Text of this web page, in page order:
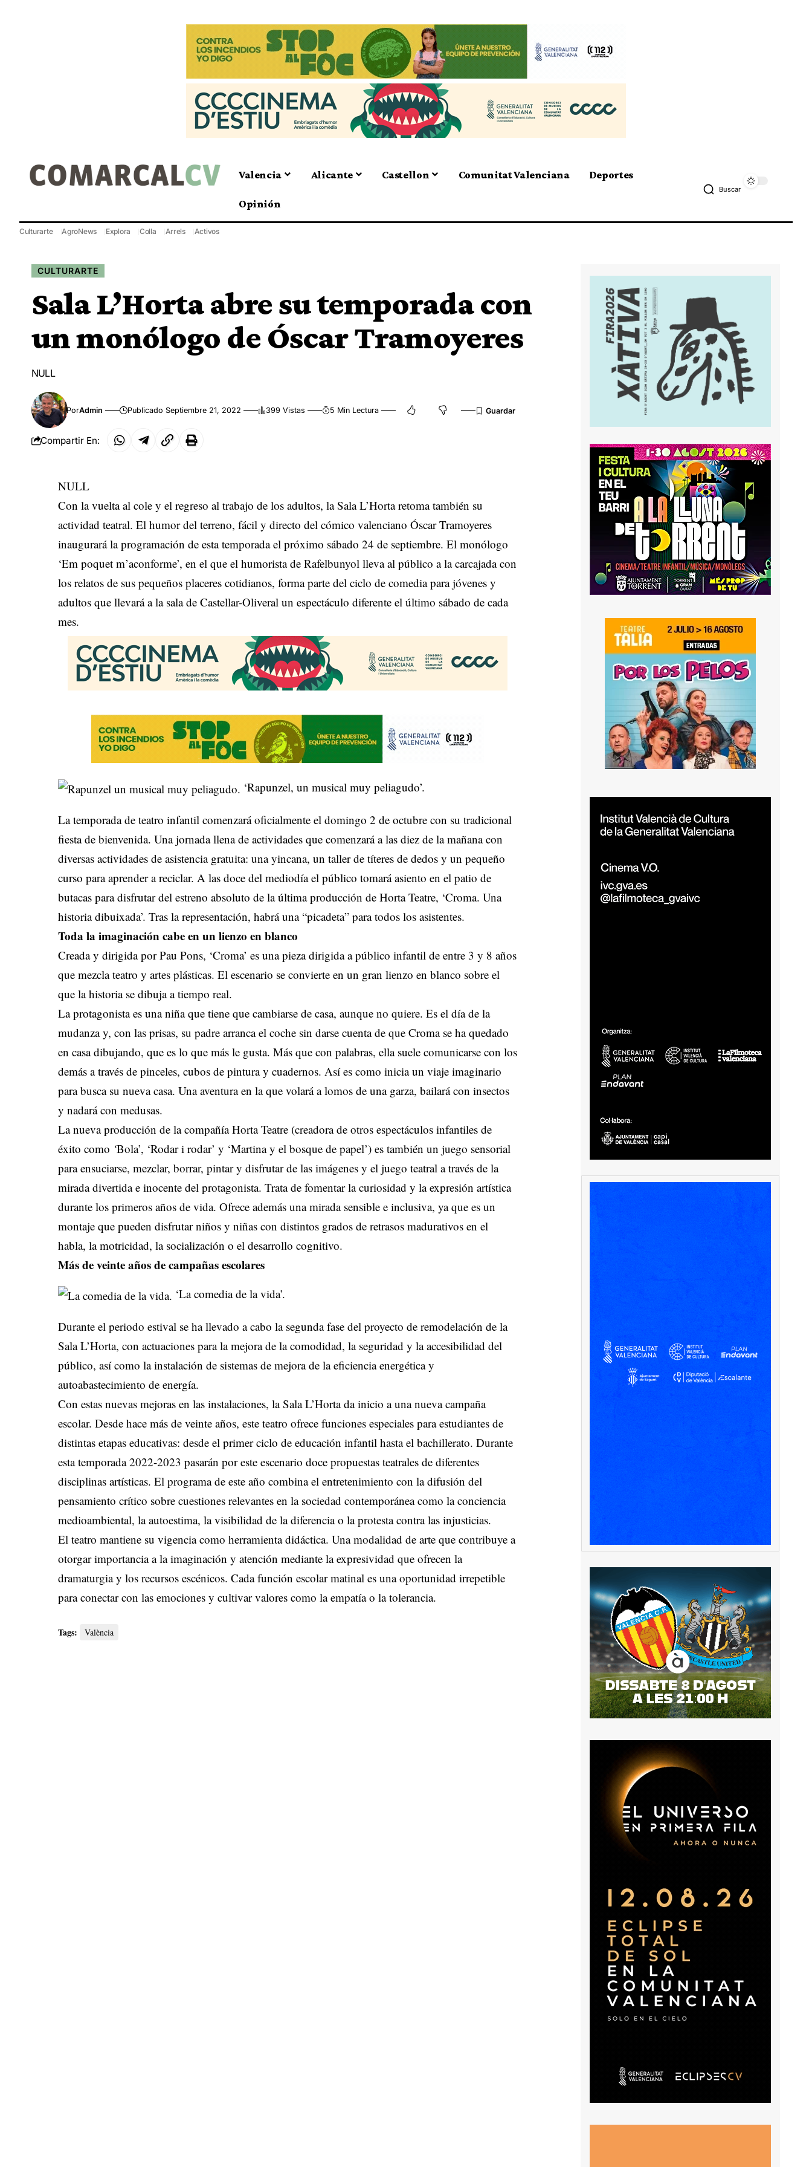
Valencia Alicante Castellon Comunitat Valenciana Deportes
Opinión
Buscar
Culturarte AgroNews Explora Colla Arrels Activos
CULTURARTE
Sala L’Horta abre su temporada con
un monólogo de Óscar Tramoyeres
NULL
PorAdmin Publicado Septiembre 21, 2022 399 Vistas 5 Min Lectura
Compartir En:
NULL
Con la vuelta al cole y el regreso al trabajo de los adultos, la Sala L’Horta retoma también su
actividad teatral. El humor del terreno, fácil y directo del cómico valenciano Óscar Tramoyeres
inaugurará la programación de esta temporada el próximo sábado 24 de septiembre. El monólogo
‘Em poquet m’aconforme’, en el que el humorista de Rafelbunyol lleva al público a la carcajada con
los relatos de sus pequeños placeres cotidianos, forma parte del ciclo de comedia para jóvenes y
adultos que llevará a la sala de Castellar-Oliveral un espectáculo diferente el último sábado de cada
mes.
‘Rapunzel, un musical muy peliagudo’.
La temporada de teatro infantil comenzará oficialmente el domingo 2 de octubre con su tradicional
fiesta de bienvenida. Una jornada llena de actividades que comenzará a las diez de la mañana con
diversas actividades de asistencia gratuita: una yincana, un taller de títeres de dedos y un pequeño
curso para aprender a reciclar. A las doce del mediodía el público tomará asiento en el patio de
butacas para disfrutar del estreno absoluto de la última producción de Horta Teatre, ‘Croma. Una
historia dibuixada’. Tras la representación, habrá una “picadeta” para todos los asistentes.
Toda la imaginación cabe en un lienzo en blanco
Creada y dirigida por Pau Pons, ‘Croma’ es una pieza dirigida a público infantil de entre 3 y 8 años
que mezcla teatro y artes plásticas. El escenario se convierte en un gran lienzo en blanco sobre el
que la historia se dibuja a tiempo real.
La protagonista es una niña que tiene que cambiarse de casa, aunque no quiere. Es el día de la
mudanza y, con las prisas, su padre arranca el coche sin darse cuenta de que Croma se ha quedado
en casa dibujando, que es lo que más le gusta. Más que con palabras, ella suele comunicarse con los
demás a través de pinceles, cubos de pintura y cuadernos. Así es como inicia un viaje imaginario
para busca su nueva casa. Una aventura en la que volará a lomos de una garza, bailará con insectos
y nadará con medusas.
La nueva producción de la compañía Horta Teatre (creadora de otros espectáculos infantiles de
éxito como ‘Bola’, ‘Rodar i rodar’ y ‘Martina y el bosque de papel’) es también un juego sensorial
para ensuciarse, mezclar, borrar, pintar y disfrutar de las imágenes y el juego teatral a través de la
mirada divertida e inocente del protagonista. Trata de fomentar la curiosidad y la expresión artística
durante los primeros años de vida. Ofrece además una mirada sensible e inclusiva, ya que es un
montaje que pueden disfrutar niños y niñas con distintos grados de retrasos madurativos en el
habla, la motricidad, la socialización o el desarrollo cognitivo.
Más de veinte años de campañas escolares
‘La comedia de la vida’.
Durante el periodo estival se ha llevado a cabo la segunda fase del proyecto de remodelación de la
Sala L’Horta, con actuaciones para la mejora de la comodidad, la seguridad y la accesibilidad del
público, así como la instalación de sistemas de mejora de la eficiencia energética y
autoabastecimiento de energía.
Con estas nuevas mejoras en las instalaciones, la Sala L’Horta da inicio a una nueva campaña
escolar. Desde hace más de veinte años, este teatro ofrece funciones especiales para estudiantes de
distintas etapas educativas: desde el primer ciclo de educación infantil hasta el bachillerato. Durante
esta temporada 2022-2023 pasarán por este escenario doce propuestas teatrales de diferentes
disciplinas artísticas. El programa de este año combina el entretenimiento con la difusión del
pensamiento crítico sobre cuestiones relevantes en la sociedad contemporánea como la conciencia
medioambiental, la autoestima, la visibilidad de la diferencia o la protesta contra las injusticias.
El teatro mantiene su vigencia como herramienta didáctica. Una modalidad de arte que contribuye a
otorgar importancia a la imaginación y atención mediante la expresividad que ofrecen la
dramaturgia y los recursos escénicos. Cada función escolar matinal es una oportunidad irrepetible
para conectar con las emociones y cultivar valores como la empatía o la tolerancia.
Tags: València